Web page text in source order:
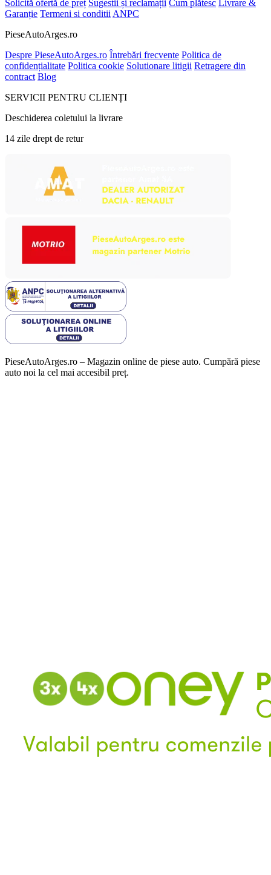
Solicită ofertă de preț Sugestii și reclamații Cum plătesc
Livrare &
Garanție Termeni si conditii ANPC
PieseAutoArges.ro
Despre PieseAutoArges.ro Întrebări frecvente Politica de
confidențialitate Politica cookie Solutionare litigii Retragere din
contract Blog
SERVICII PENTRU CLIENȚI
Deschiderea coletului la livrare
14 zile drept de retur
PieseAutoArges.ro – Magazin online de piese auto. Cumpără piese
auto noi la cel mai accesibil preț.